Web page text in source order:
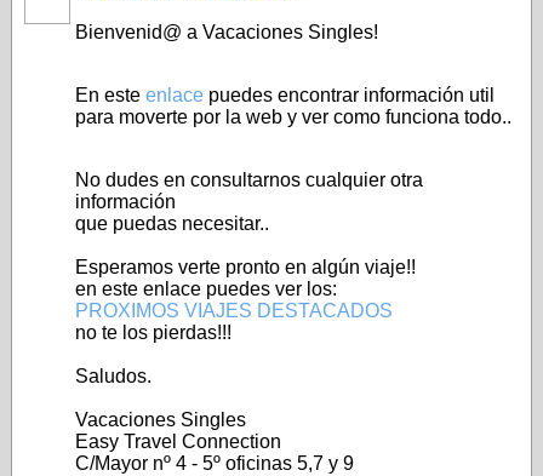
Bienvenid@ a Vacaciones Singles!
En este enlace puedes encontrar información util
para moverte por la web y ver como funciona todo..
No dudes en consultarnos cualquier otra
información
que puedas necesitar..
Esperamos verte pronto en algún viaje!!
en este enlace puedes ver los:
PROXIMOS VIAJES DESTACADOS
no te los pierdas!!!
Saludos.
Vacaciones Singles
Easy Travel Connection
C/Mayor nº 4 - 5º oficinas 5,7 y 9